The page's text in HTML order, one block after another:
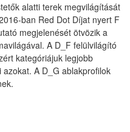
alatti terek megvilágítását
ban Red Dot Díjat nyert F
megjelenését ötvözik a
A D_F felülvilágító
kategóriájuk legjobb
A D_G ablakprofilok